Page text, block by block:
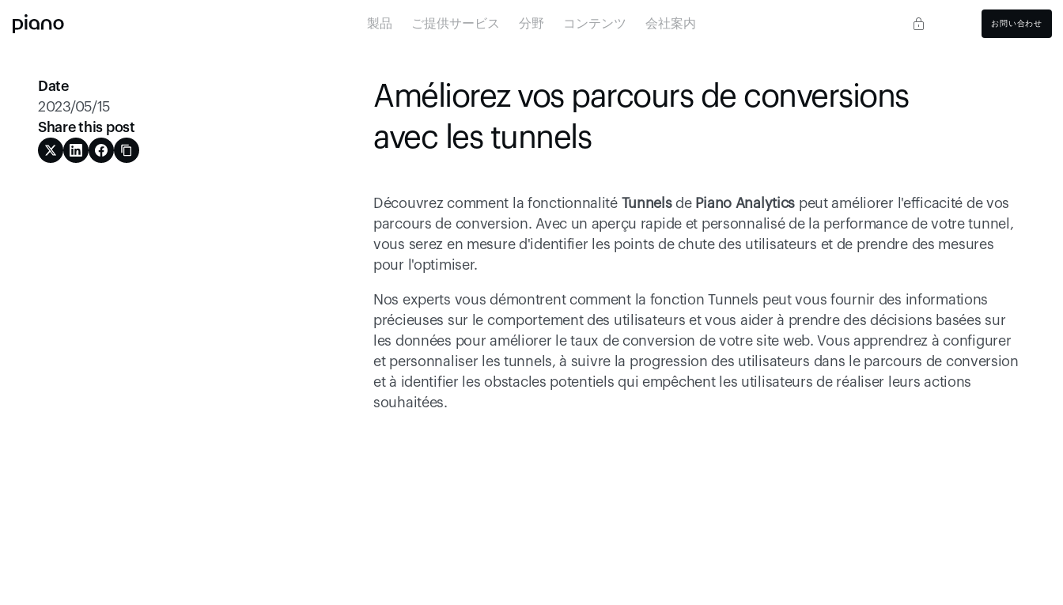
製品 ご提供サービス 分野 コンテンツ 会社案内 お問い合わせ
Date
2023/05/15
Share this post
Améliorez vos parcours de conversions
avec les tunnels
Découvrez comment la fonctionnalité Tunnels de Piano Analytics peut améliorer l'efficacité de vos
parcours de conversion. Avec un aperçu rapide et personnalisé de la performance de votre tunnel,
vous serez en mesure d'identifier les points de chute des utilisateurs et de prendre des mesures
pour l'optimiser.
Nos experts vous démontrent comment la fonction Tunnels peut vous fournir des informations
précieuses sur le comportement des utilisateurs et vous aider à prendre des décisions basées sur
les données pour améliorer le taux de conversion de votre site web. Vous apprendrez à configurer
et personnaliser les tunnels, à suivre la progression des utilisateurs dans le parcours de conversion
et à identifier les obstacles potentiels qui empêchent les utilisateurs de réaliser leurs actions
souhaitées.